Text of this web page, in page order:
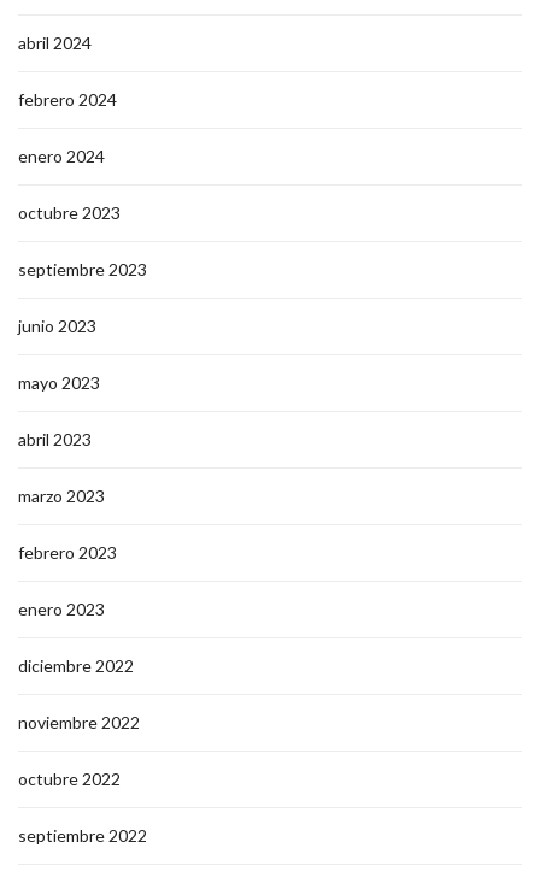
abril 2024
febrero 2024
enero 2024
octubre 2023
septiembre 2023
junio 2023
mayo 2023
abril 2023
marzo 2023
febrero 2023
enero 2023
diciembre 2022
noviembre 2022
octubre 2022
septiembre 2022